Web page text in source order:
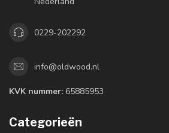
0229-202292
info@oldwood.nl
KVK nummer: 65885953
Categorieën